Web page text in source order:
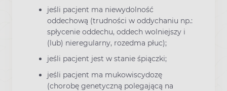
jeśli pacjent ma niewydolność
oddechową (trudności w oddychaniu np.:
spłycenie oddechu, oddech wolniejszy i
(lub) nieregularny, rozedma płuc);
jeśli pacjent jest w stanie śpiączki;
jeśli pacjent ma mukowiscydozę
(chorobę genetyczną polegającą na